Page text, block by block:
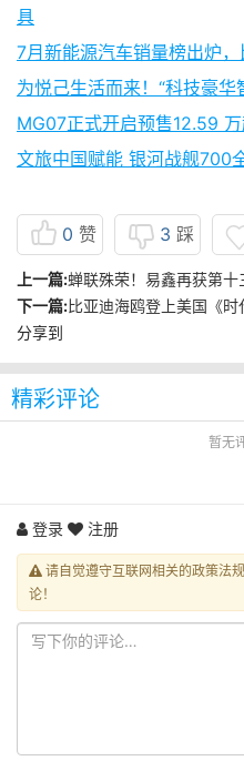
具
7月新能源汽车销量榜出炉
为悦己生活而来！“科技豪
MG07正式开启预售12.59
文旅中国赋能 银河战舰700
0 赞 3 踩
上一篇:蝉联殊荣！易鑫再获第十
下一篇:比亚迪海鸥登上美国《
分享到
精彩评论
暂无
登录 注册
请自觉遵守互联网相关的政策法
论！